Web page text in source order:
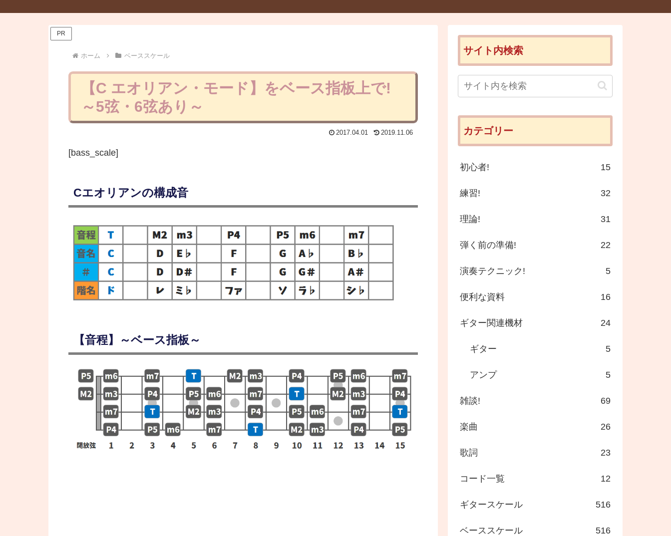
PR
ホーム ベーススケール
【C エオリアン・モード】をベース指板上で!
～5弦・6弦あり～
2017.04.01 2019.11.06
[bass_scale]
Cエオリアンの構成音
【音程】～ベース指板～
サイト内検索
カテゴリー
初心者! 15
練習! 32
理論! 31
弾く前の準備! 22
演奏テクニック! 5
便利な資料 16
ギター関連機材 24
ギター 5
アンプ 5
雑談! 69
楽曲 26
歌詞 23
コード一覧 12
ギタースケール 516
ベーススケール 516